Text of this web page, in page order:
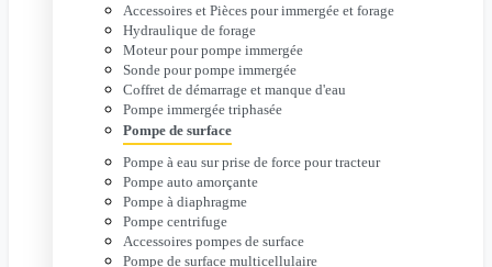
Accessoires et Pièces pour immergée et forage
Hydraulique de forage
Moteur pour pompe immergée
Sonde pour pompe immergée
Coffret de démarrage et manque d'eau
Pompe immergée triphasée
Pompe de surface
Pompe à eau sur prise de force pour tracteur
Pompe auto amorçante
Pompe à diaphragme
Pompe centrifuge
Accessoires pompes de surface
Pompe de surface multicellulaire